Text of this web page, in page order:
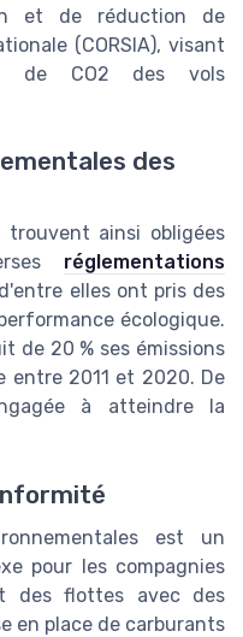
et de réduction de
(CORSIA), visant
de CO2 des vols
des
trouvent ainsi obligées
réglementations
elles ont pris des
écologique.
de 20 % ses émissions
entre 2011 et 2020. De
à atteindre la
est un
pour les compagnies
des flottes avec des
en place de carburants